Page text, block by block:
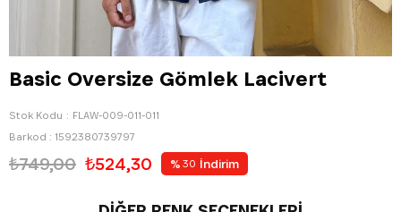
Basic Oversize Gömlek Lacivert
Stok Kodu
FLAW-009-011-011
Barkod : 1592380739797
₺749,00 ₺524,30 % 30 İndirim